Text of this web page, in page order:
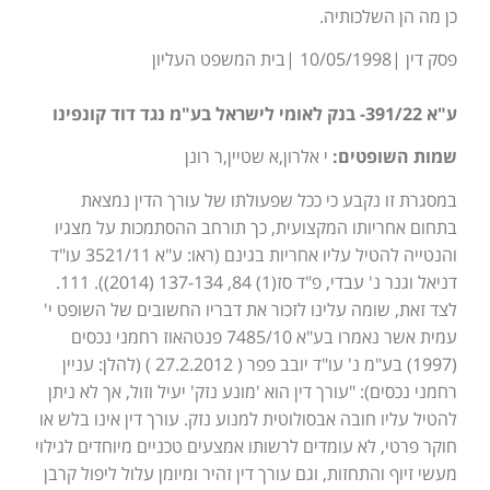
כן מה הן השלכותיה.
פסק דין |10/05/1998 |בית המשפט העליון
ע"א 391/22- בנק לאומי לישראל בע"מ נגד דוד קונפינו
שמות השופטים: י אלרון,א שטיין,ר רונן
במסגרת זו נקבע כי ככל שפעולתו של עורך הדין נמצאת
בתחום אחריותו המקצועית, כך תורחב ההסתמכות על מצגיו
והנטייה להטיל עליו אחריות בגינם (ראו: ע"א 3521/11 עו"ד
דניאל וגנר נ' עבדי, פ"ד סז(1) 84, 137-134 (2014)). 111.
לצד זאת, שומה עלינו לזכור את דבריו החשובים של השופט י'
עמית אשר נאמרו בע"א 7485/10 פנטהאוז רחמני נכסים
(1997) בע"מ נ' עו"ד יובב פפר ( 27.2.2012 ) (להלן: עניין
רחמני נכסים): "עורך דין הוא 'מונע נזק' יעיל וזול, אך לא ניתן
להטיל עליו חובה אבסולוטית למנוע נזק. עורך דין אינו בלש או
חוקר פרטי, לא עומדים לרשותו אמצעים טכניים מיוחדים לגילוי
מעשי זיוף והתחזות, וגם עורך דין זהיר ומיומן עלול ליפול קרבן